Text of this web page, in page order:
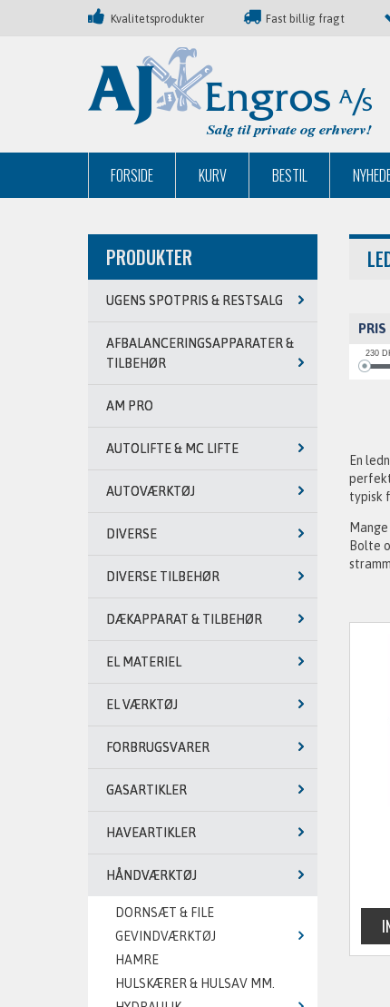
Kvalitetsprodukter Fast billig fragt
FORSIDE KURV BESTIL
PRODUKTER
UGENS SPOTPRIS & RESTSALG
AFBALANCERINGSAPPARATER &
TILBEHØR
AM PRO
AUTOLIFTE & MC LIFTE
AUTOVÆRKTØJ
DIVERSE
DIVERSE TILBEHØR
DÆKAPPARAT & TILBEHØR
EL MATERIEL
EL VÆRKTØJ
FORBRUGSVARER
GASARTIKLER
HAVEARTIKLER
HÅNDVÆRKTØJ
DORNSÆT & FILE
GEVINDVÆRKTØJ
HAMRE
HULSKÆRER & HULSAV MM.
PRIS
230
En
typisk
Bolte